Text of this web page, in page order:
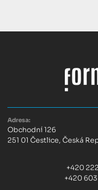
Adresa:
Obchodní 126
251 01 Čestlice, Česká
+420
+420